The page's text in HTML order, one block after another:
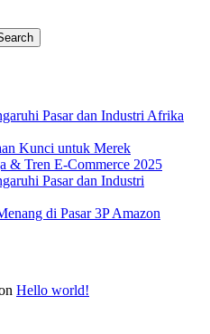
Pasar dan Industri Afrika
Kunci untuk Merek
& Tren E-Commerce 2025
Pasar dan Industri
di Pasar 3P Amazon
Hello world!